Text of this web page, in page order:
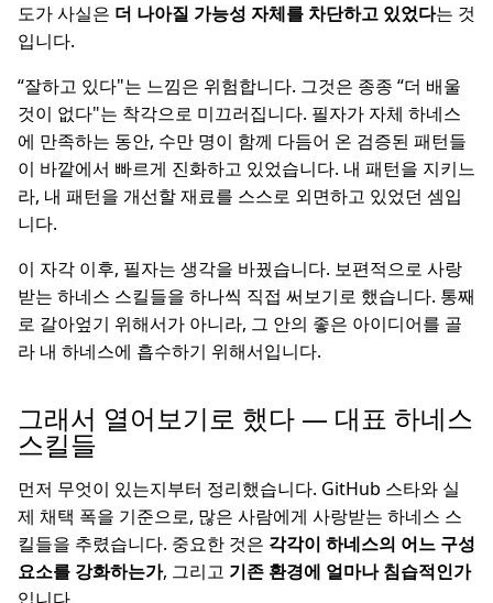
도가 사실은 더 나아질 가능성 자체를 차단하고 있었다는 것
입니다.
“잘하고 있다"는 느낌은 위험합니다. 그것은 종종 “더 배울
것이 없다"는 착각으로 미끄러집니다. 필자가 자체 하네스
에 만족하는 동안, 수만 명이 함께 다듬어 온 검증된 패턴들
이 바깥에서 빠르게 진화하고 있었습니다. 내 패턴을 지키느
라, 내 패턴을 개선할 재료를 스스로 외면하고 있었던 셈입
니다.
이 자각 이후, 필자는 생각을 바꿨습니다. 보편적으로 사랑
받는 하네스 스킬들을 하나씩 직접 써보기로 했습니다. 통째
로 갈아엎기 위해서가 아니라, 그 안의 좋은 아이디어를 골
라 내 하네스에 흡수하기 위해서입니다.
그래서 열어보기로 했다 — 대표 하네스
스킬들
먼저 무엇이 있는지부터 정리했습니다. GitHub 스타와 실
제 채택 폭을 기준으로, 많은 사람에게 사랑받는 하네스 스
킬들을 추렸습니다. 중요한 것은 각각이 하네스의 어느 구성
요소를 강화하는가, 그리고 기존 환경에 얼마나 침습적인가